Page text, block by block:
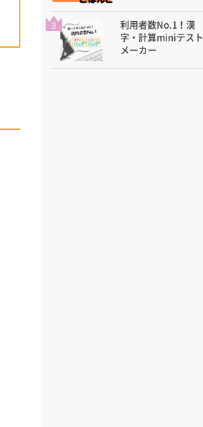
3
利用者数No.1！漢
字・計算miniテスト
メーカー